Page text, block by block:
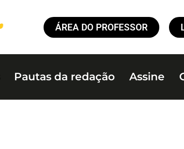
ÁREA DO PROFESSOR
Pautas da redação Assine